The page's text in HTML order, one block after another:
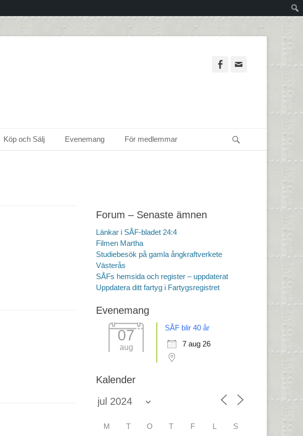
Facebook
Köp och Sälj Evenemang För medlemmar
Forum – Senaste ämnen
Länkar i SÅF-bladet 24:4
Filmen Martha
Studiebesök på gamla ångkraftverkete
Västerås
SÅFs hemsida och register – uppdaterat
Uppdatera ditt fartyg i Fartygsregistret
Evenemang
07
aug
SÅF blir 40 år
7 aug 26
Kalender
M T O T F L S